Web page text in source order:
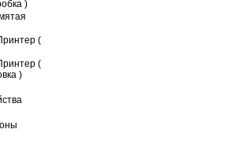
)
(
(
)